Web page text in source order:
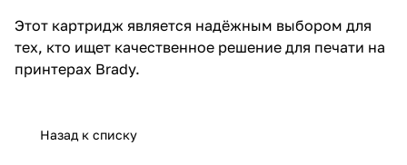
Этот картридж является надёжным выбором для
тех, кто ищет качественное решение для печати на
принтерах Brady.
Назад к списку